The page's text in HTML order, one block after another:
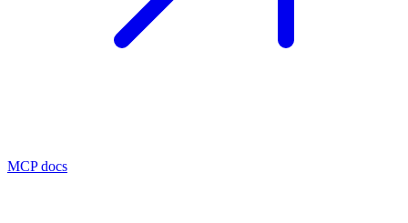
MCP docs